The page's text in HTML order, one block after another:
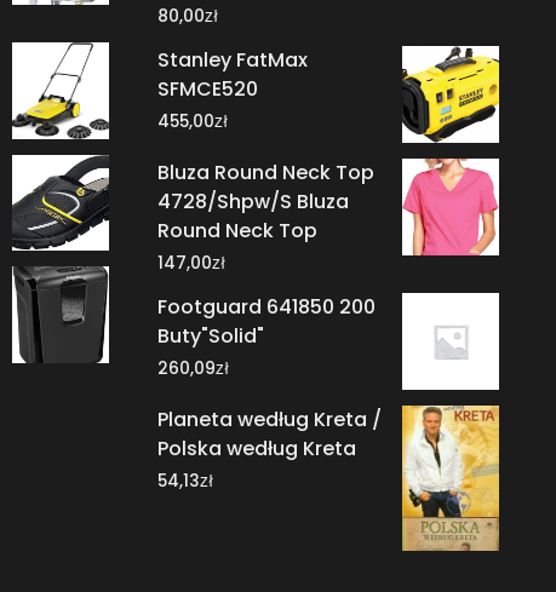
80,00zł
Stanley FatMax
SFMCE520
455,00zł
Bluza Round Neck Top
4728/Shpw/S Bluza
Round Neck Top
147,00zł
Footguard 641850 200
Buty"Solid"
260,09zł
Planeta według Kreta /
Polska według Kreta
54,13zł